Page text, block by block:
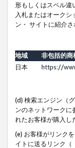
形もしくはスペル違
入札またはオーク
ン・ サイトに紹介さ
地域
非包括的商
日本
https://
(d) 検索エンジン（
ンのネットワークに
れたお客様が購入し
(e) お客様がリンク
イトに送るリンク（